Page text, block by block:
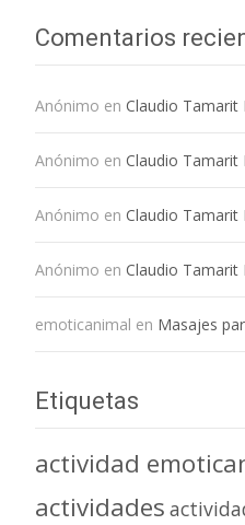
Comentarios
Anónimo en Claudio Tamarit
Anónimo en Claudio Tamarit
Anónimo en Claudio Tamarit
Anónimo en Claudio Tamarit
emoticanimal en Masajes
Etiquetas
actividad
actividades